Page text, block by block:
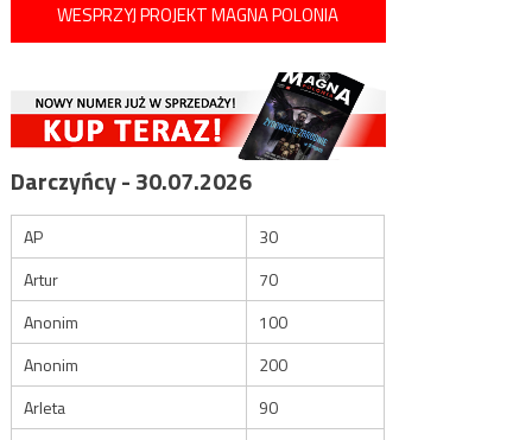
WESPRZYJ PROJEKT MAGNA POLONIA
Darczyńcy - 30.07.2026
AP
30
Artur
70
Anonim
100
Anonim
200
Arleta
90